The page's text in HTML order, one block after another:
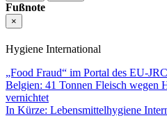
Fußnote
×
Hygiene International
„Food Fraud“ im Portal des EU-JRC
Belgien: 41 Tonnen Fleisch wegen
vernichtet
In Kürze: Lebensmittelhygiene